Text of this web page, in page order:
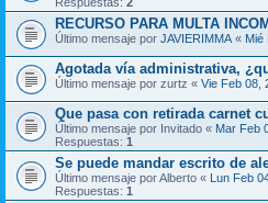
RECURSO PARA MULTA
Último mensaje por JAVIERIMMA « Mié
Agotada vía administrativa,
Último mensaje por zurtz « Vie Feb 08,
Que pasa con retirada carnet
Último mensaje por Invitado « Mar Feb
Respuestas: 1
Se puede mandar escrito de
Último mensaje porAlberto « Lun Feb
Respuestas: 1